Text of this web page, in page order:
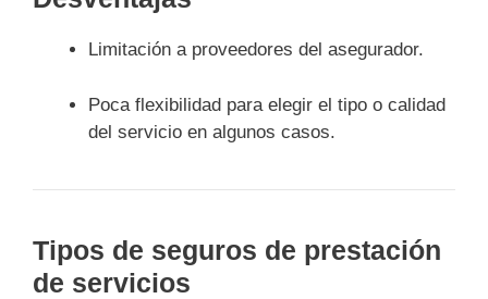
Limitación a proveedores del asegurador.
Poca flexibilidad para elegir el tipo o calidad
del servicio en algunos casos.
Tipos de seguros de prestación
de servicios